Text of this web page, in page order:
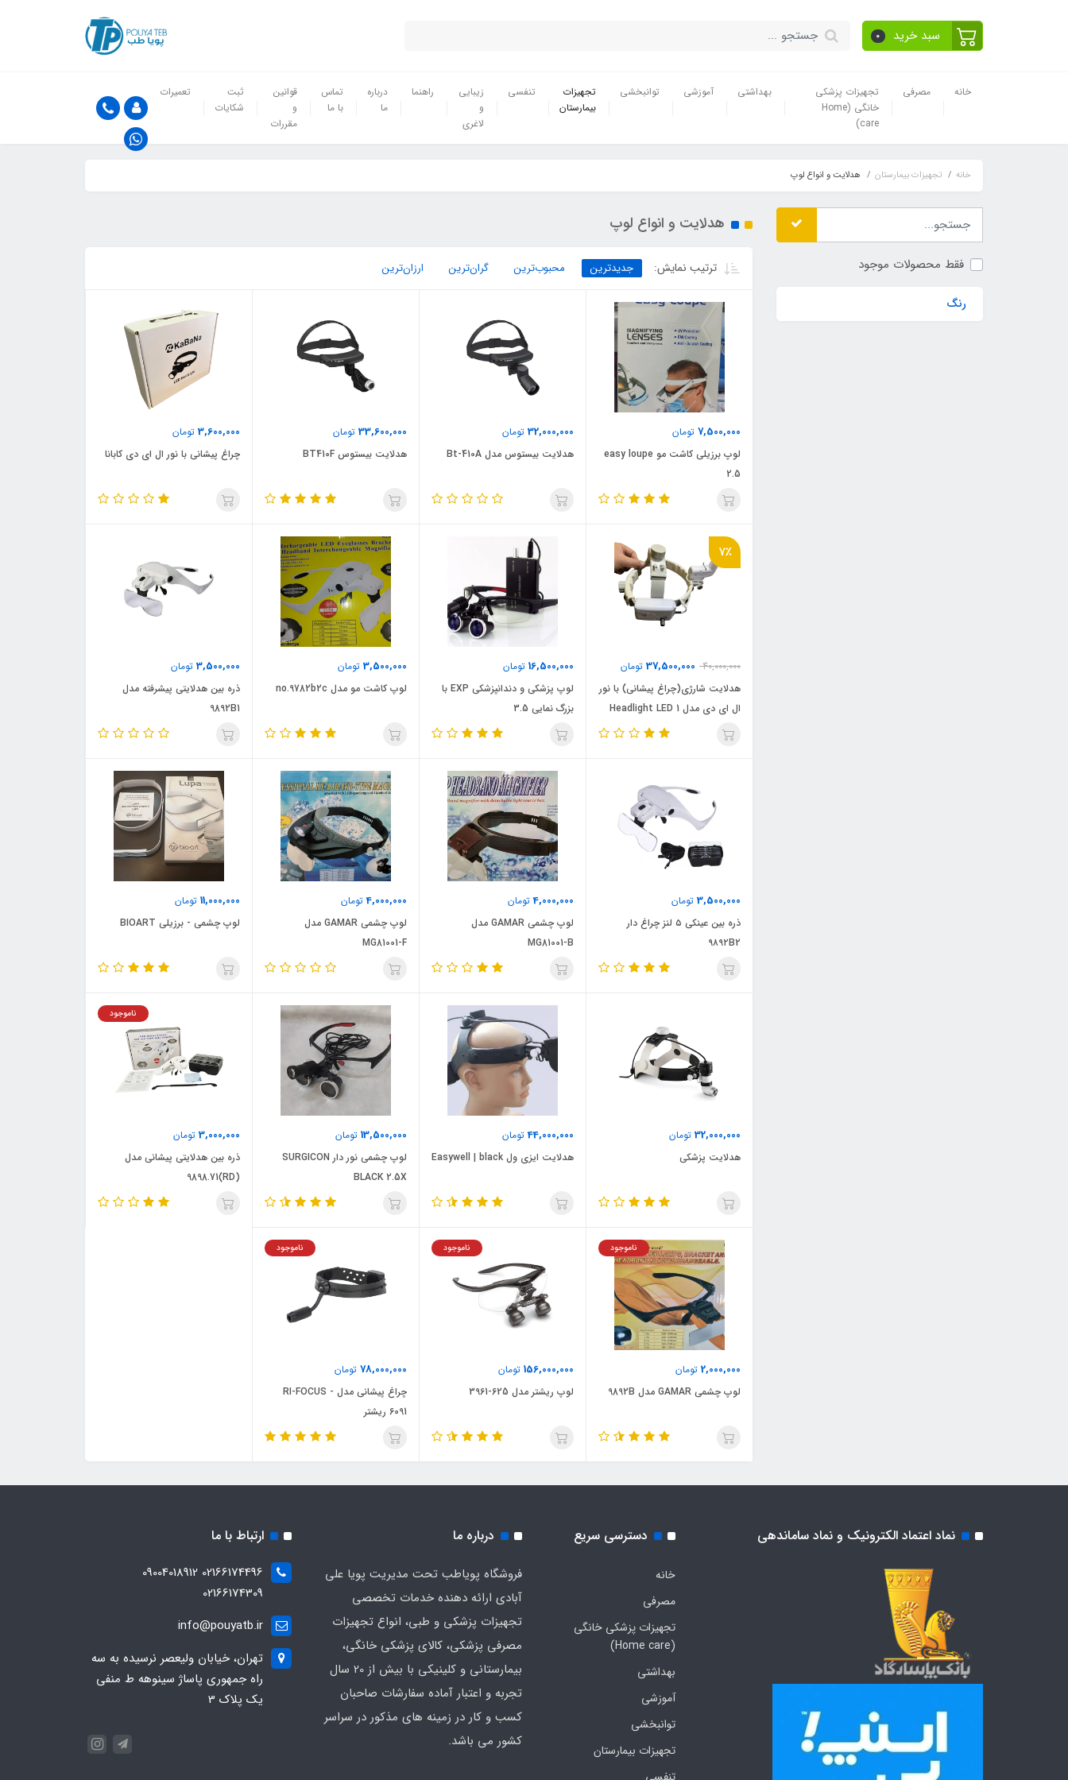
سبد خرید 0
خانه مصرفی
تجهیزات پزشکی
خانگی (Home
care)
بهداشتی آموزشی توانبخشی
تجهیزات
بیمارستان
تنفسی
زیبایی
و
لاغری
راهنما
درباره
ما
تماس
با ما
قوانین
و
مقررات
ثبت
شکایات
تعمیرات
خانه تجهیزات بیمارستان هدلایت و انواع لوپ
فقط محصولات موجود
رنگ
هدلایت و انواع لوپ
ترتیب نمایش: جدیدترین محبوب‌ترین گران‌ترین ارزان‌ترین
7,500,000 تومان
لوپ برزیلی کاشت مو easy loupe
2.5
32,000,000 تومان
هدلایت بیستوس مدل Bt-410A
33,600,000 تومان
هدلایت بیستوس BT410F
3,600,000 تومان
چراغ پیشانی با نور ال ای دی کابانا
7٪
40,000,000
37,500,000 تومان
هدلایت شارژی(چراغ پیشانی) با نور
ال ای دی مدل 1 Headlight LED
16,500,000 تومان
لوپ پزشکی و دندانپزشکی EXP با
بزرگ نمایی 3.5
3,500,000 تومان
لوپ کاشت مو مدل no.9782b2c
3,500,000 تومان
ذره بین هدلایتی پیشرفته مدل
9892B1
3,500,000 تومان
ذره بین عینکی ۵ لنز چراغ دار
۹۸۹۲B2
4,000,000تومان
لوپ چشمی GAMAR مدل
MG81001-B
4,000,000تومان
لوپ چشمی GAMAR مدل
MG81001-F
11,000,000 تومان
لوپ چشمی - برزیلی BIOART
32,000,000 تومان
هدلایت پزشکی
44,000,000تومان
هدلایت ایزی ول Easywell | black
13,500,000 تومان
لوپ چشمی نور دار SURGICON
BLACK 2.5X
3,000,000 تومان
ناموجود
ذره بین هدلایتی پیشانی مدل
(RD)9898.71
2,000,000 تومان
ناموجود
لوپ چشمی GAMAR مدل 9892B
156,000,000 تومان
ناموجود
لوپ ریشتر مدل 625-3961
78,000,000 تومان
ناموجود
چراغ پیشانی مدل RI-FOCUS -
6091 ریشتر
نماد اعتماد الکترونیک و نماد ساماندهی دسترسی سریع
خانه
مصرفی
تجهیزات پزشکی خانگی
(Home care)
بهداشتی
آموزشی
توانبخشی
تجهیزات بیمارستان
درباره ما
فروشگاه پویاطب تحت مدیریت پویا علی
آبادی ارائه دهنده خدمات تخصصی
تجهیزات پزشکی و طبی، انواع تجهیزات
مصرفی پزشکی، کالای پزشکی خانگی،
بیمارستانی و کلینیکی با بیش از 20 سال
تجربه و اعتبار آماده سفارشات صاحبان
کسب و کار در زمینه های مذکور در سراسر
کشور می باشد.
ارتباط با ما
02166174496 09004018912
02166174309
info@pouyatb.ir
تهران، خیابان ولیعصر نرسیده به سه
راه جمهوری پاساژ سینوهه ط منفی
یک پلاک 3